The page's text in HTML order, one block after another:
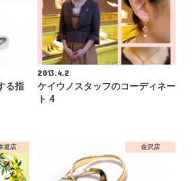
る指
2013.4.2
ケイウノスタッフのコーディネー
ト 4
道店 金沢店